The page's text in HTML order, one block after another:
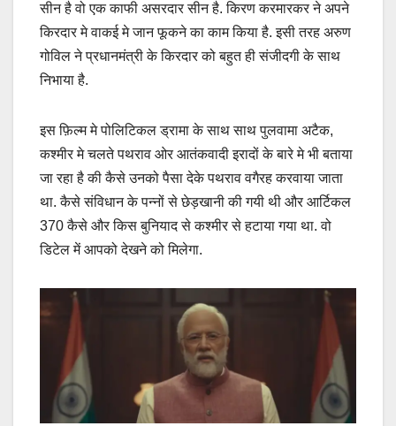
सीन है वो एक काफी असरदार सीन है. किरण करमारकर ने अपने
किरदार मे वाकई मे जान फूकने का काम किया है. इसी तरह अरुण
गोविल ने प्रधानमंत्री के किरदार को बहुत ही संजीदगी के साथ
निभाया है.
इस फ़िल्म मे पोलिटिकल ड्रामा के साथ साथ पुलवामा अटैक,
कश्मीर मे चलते पथराव ओर आतंकवादी इरादों के बारे मे भी बताया
जा रहा है की कैसे उनको पैसा देके पथराव वगैरह करवाया जाता
था. कैसे संविधान के पन्नों से छेड़खानी की गयी थी और आर्टिकल
370 कैसे और किस बुनियाद से कश्मीर से हटाया गया था. वो
डिटेल में आपको देखने को मिलेगा.